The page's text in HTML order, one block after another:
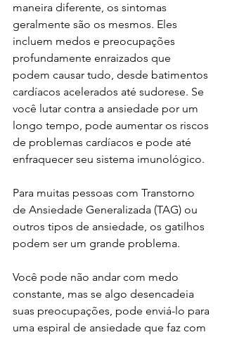
maneira diferente, os sintomas
geralmente são os mesmos. Eles
incluem medos e preocupações
profundamente enraizados que
podem causar tudo, desde batimentos
cardíacos acelerados até sudorese. Se
você lutar contra a ansiedade por um
longo tempo, pode aumentar os riscos
de problemas cardíacos e pode até
enfraquecer seu sistema imunológico.
Para muitas pessoas com Transtorno
de Ansiedade Generalizada (TAG) ou
outros tipos de ansiedade, os gatilhos
podem ser um grande problema.
Você pode não andar com medo
constante, mas se algo desencadeia
suas preocupações, pode enviá-lo para
uma espiral de ansiedade que faz com